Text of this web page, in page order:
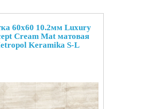
60x60 10.2мм Luxury
Cream Mat матовая
Keramika S-L